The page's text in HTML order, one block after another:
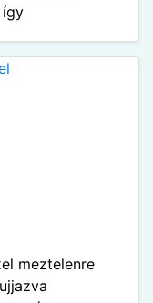
így
meztelenre